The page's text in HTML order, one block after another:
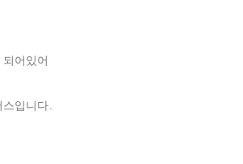
어있어
입니다.